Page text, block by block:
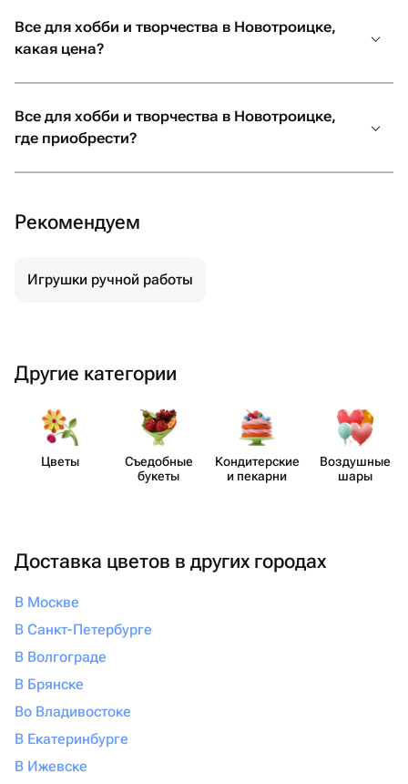
Все для хобби и творчества в Новотроицке,
какая цена?
Все для хобби и творчества в Новотроицке,
где приобрести?
Рекомендуем
Игрушки ручной работы
Другие категории
Цветы
Съедобные
букеты
Кондит​ерские
и пекарни
Воздушные
шары
Доставка цветов в других городах
В Москве
В Санкт-Петербурге
В Волгограде
В Брянске
Во Владивостоке
В Екатеринбурге
В Ижевске